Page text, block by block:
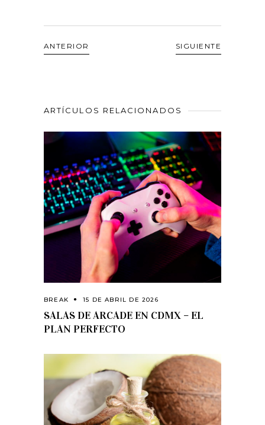
ANTERIOR SIGUIENTE
ARTÍCULOS RELACIONADOS
BREAK 15 DE ABRIL DE 2026
SALAS DE ARCADE EN CDMX – EL
PLAN PERFECTO